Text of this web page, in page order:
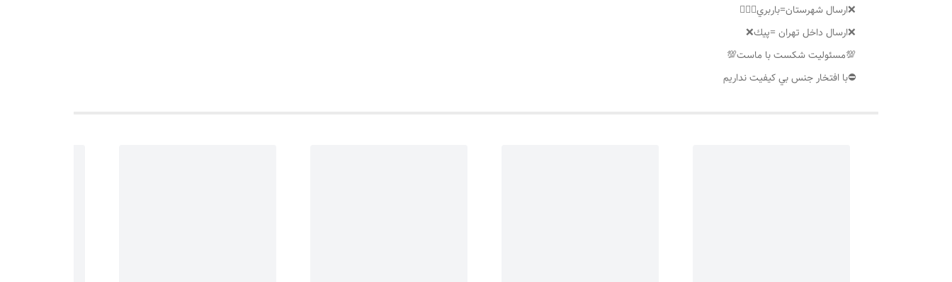
❌ارسال شهرستان=باربري👌🏼❌
❌ارسال داخل تهران =پيك❌
💯مسئوليت شكست با ماست💯
⛔️با افتخار جنس بي كيفيت نداريم